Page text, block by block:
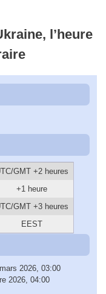
l’heure
GMT +2 heures
+1 heure
GMT +3 heures
EEST
2026, 03:00
2026, 04:00